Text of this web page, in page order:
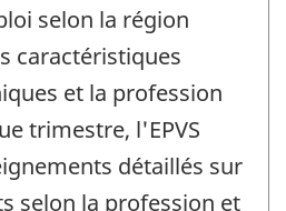
selon la région
caractéristiques
et la profession
trimestre, l'EPVS
détaillés sur
selon la profession et